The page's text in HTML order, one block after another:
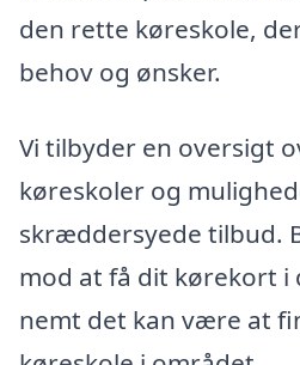
den rette køreskole,
behov og ønsker.
Vi tilbyder en oversigt
køreskoler og
skræddersyede tilbud.
mod at få dit kørekort i
nemt det kan være at